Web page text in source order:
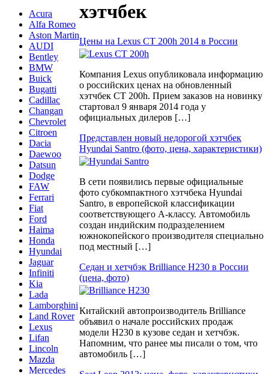
Acura
Alfa Romeo
Aston Martin
AUDI
Bentley
BMW
Buick
Bugatti
Cadillac
Changan
Chevrolet
Citroen
Dacia
Daewoo
Datsun
Dodge
FAW
Ferrari
Fiat
Ford
Haima
Honda
Hyundai
Jaguar
Infiniti
Kia
Lada
Lamborghini
Land Rover
Lexus
Lifan
Lincoln
Mazda
Mercedes
хэтчбек
Цены на Lexus CT 200h 2014 в России
Компания Lexus опубликовала информацию
о российских ценах на обновленный
хэтчбек CT 200h. Прием заказов на новинку
стартовал 9 января 2014 года у
официальных дилеров […]
Представлен новый недорогой хэтчбек
Hyundai Santro (фото, цена, характеристики)
В сети появились первые официальные
фото субкомпактного хэтчбека Hyundai
Santro, в европейской классификации
соответствующего A-классу. Автомобиль
создан индийским подразделением
южнокопейского производителя специально
под местный […]
Седан и хетчбэк Brilliance H230 в России
(цена, фото)
Китайский автопроизводитель Brilliance
объявил о начале российских продаж
модели H230 в кузове седан и хетчбэк.
Напомним, что ранее мы писали о том, что
автомобиль […]